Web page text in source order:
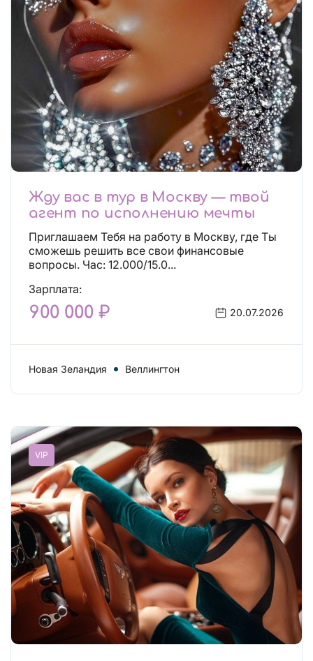
Жду вас в тур в Москву — твой
агент по исполнению мечты
Приглашаем Тебя на работу в Москву, где Ты
сможешь решить все свои финансовые
вопросы. Час: 12.000/15.0...
Зарплата:
900 000 ₽ 20.07.2026
Новая Зеландия Веллингтон
VIP